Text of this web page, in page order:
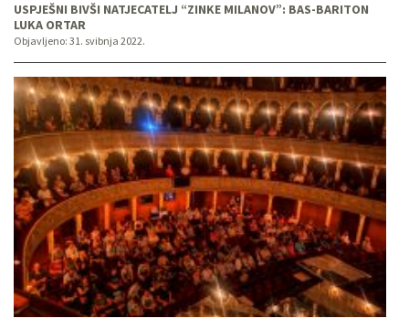
USPJEŠNI BIVŠI NATJECATELJ “ZINKE MILANOV”: BAS-BARITON
LUKA ORTAR
Objavljeno: 31. svibnja 2022.